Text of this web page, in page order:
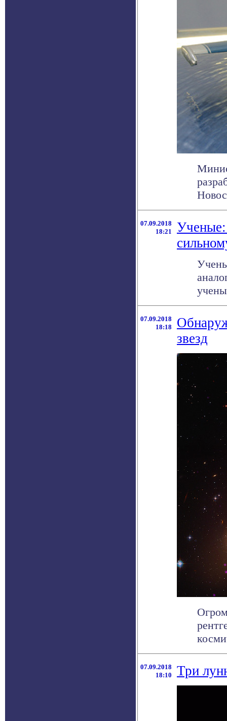
07.09.2018
18:21
Ученые:
07.09.2018
18:18
звезд
07.09.2018
18:10
Три